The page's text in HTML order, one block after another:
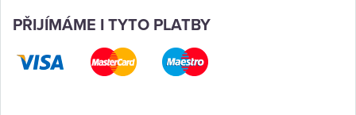
PŘIJÍMÁME I TYTO PLATBY